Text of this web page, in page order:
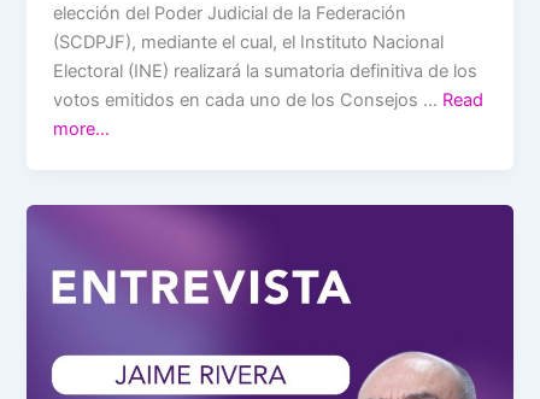
elección del Poder Judicial de la Federación
(SCDPJF), mediante el cual, el Instituto Nacional
Electoral (INE) realizará la sumatoria definitiva de los
votos emitidos en cada uno de los Consejos … Read
more…